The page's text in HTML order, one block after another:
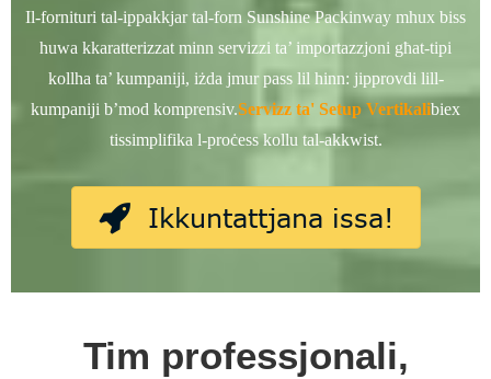
Il-fornituri tal-ippakkjar tal-forn Sunshine Packinway mhux biss
huwa kkaratterizzat minn servizzi ta’ importazzjoni għat-tipi
kollha ta’ kumpaniji, iżda jmur pass lil hinn: jipprovdi lill-
kumpaniji b’mod komprensiv.Servizz ta' Setup Vertikalibiex
tissimplifika l-proċess kollu tal-akkwist.
Ikkuntattjana issa!
Tim professjonali,